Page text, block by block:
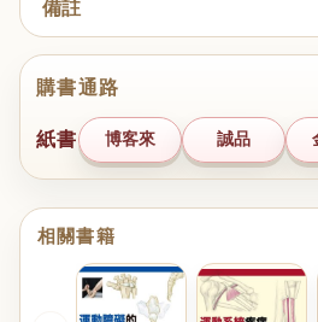
備註
購書通路
紙書 博客來 誠品
相關書籍